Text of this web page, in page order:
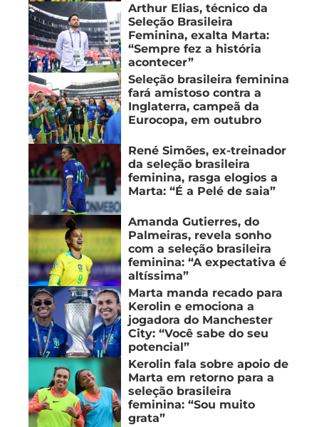
Arthur Elias, técnico da
Seleção Brasileira
Feminina, exalta Marta:
“Sempre fez a história
acontecer”
Seleção brasileira feminina
fará amistoso contra a
Inglaterra, campeã da
Eurocopa, em outubro
René Simões, ex-treinador
da seleção brasileira
feminina, rasga elogios a
Marta: “É a Pelé de saia”
Amanda Gutierres, do
Palmeiras, revela sonho
com a seleção brasileira
feminina: “A expectativa é
altíssima”
Marta manda recado para
Kerolin e emociona a
jogadora do Manchester
City: “Você sabe do seu
potencial”
Kerolin fala sobre apoio de
Marta em retorno para a
seleção brasileira
feminina: “Sou muito
grata”